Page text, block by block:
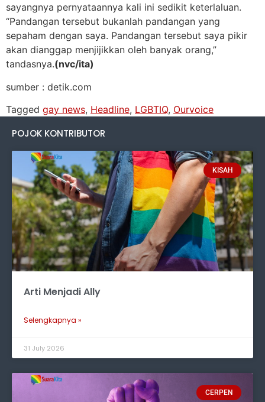
sayangnya pernyataannya kali ini sedikit keterlaluan.
“Pandangan tersebut bukanlah pandangan yang
sepaham dengan saya. Pandangan tersebut saya pikir
akan dianggap menjijikkan oleh banyak orang,”
tandasnya.(nvc/ita)
sumber : detik.com
Tagged gay news, Headline, LGBTIQ, Ourvoice
POJOK KONTRIBUTOR
KISAH
Arti Menjadi Ally
Selengkapnya »
31 July 2026
CERPEN